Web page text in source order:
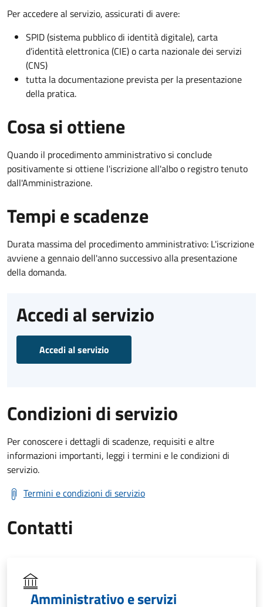
Per accedere al servizio, assicurati di avere:
SPID (sistema pubblico di identità digitale), carta
d’identità elettronica (CIE) o carta nazionale dei servizi
(CNS)
tutta la documentazione prevista per la presentazione
della pratica.
Cosa si ottiene
Quando il procedimento amministrativo si conclude
positivamente si ottiene l'iscrizione all'albo o registro tenuto
dall'Amministrazione.
Tempi e scadenze
Durata massima del procedimento amministrativo: L'iscrizione
avviene a gennaio dell'anno successivo alla presentazione
della domanda.
Accedi al servizio
Accedi al servizio
Condizioni di servizio
Per conoscere i dettagli di scadenze, requisiti e altre
informazioni importanti, leggi i termini e le condizioni di
servizio.
Termini e condizioni di servizio
Contatti
Amministrativo e servizi